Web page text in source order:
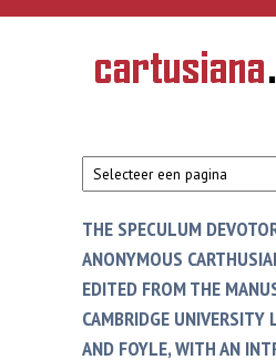
Overslaan en naar de inhoud gaan
Geschiedenis
van de
THE SPECULUM
ANONYMOUS
EDITED FROM THE
CAMBRIDGE UNIVERSITY
AND FOYLE, WITH AN